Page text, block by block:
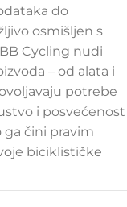
do
osmišljen s
Cycling nudi
– od alata i
potrebe
i posvećenost
čini pravim
biciklističke